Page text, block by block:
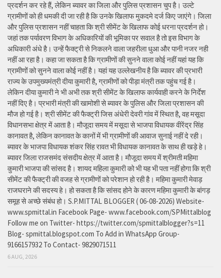
प्रदर्शन कर रहे हैं, लेकिन ब्यावर का जिला और पुलिस प्रशासन चुप है। उल्टे
ग्रामीणों को ही धमकी दी जा रही है कि उनके खिलाफ मुकदमे दर्ज किए जाएंगे। जिला
और पुलिस प्रशासन नहीं चाहता कि श्री सीमेंट के खिलाफ कोई धरना प्रदर्शन हो।
जहां तक पर्यावरण विभाग के अधिकारियों की भूमिका पर सवाल है तो इस विभाग के
अधिकारी अंधे है। उन्हें फैक्ट्री से निकलने वाला जहरीला धुआ और पानी नजर नही
नहीं आ रहा है। कहा जा सकता है कि ग्रामीणों की सुनने वाला कोई नहीं यहां यह कि
ग्रामीणों को सुनने वाला कोई नहीं है। यहां यह उल्लेखनीय है कि ब्यावर की प्रभारी
राज्य के उपमुख्यमंत्री दीया कुमारी है, ग्रामीणों को पीड़ा मंत्री तक पहुंच गई है।
लेकिन दीया कुमारी ने भी अभी तक श्री सीमेंट के खिलाफ कार्यवाही करने के निर्देश
नहीं दिए है। प्रभारी मंत्री की खामोशी से ब्यावर के पुलिस और जिला प्रशासन की
मौज हो गई है। श्री सीमेंट की फैक्ट्री जिस अंधेरी देवरी गांव में स्थित है, वह मसूदा
विधानसभा क्षेत्र में आता है। मौजूदा समय में मसूदा से भाजपा विधायक वीरेंद्र सिंह
कानावत है, लेकिन कानावत के कानों में भी ग्रामीणों की आवाज सुनाई नहीं दे रही।
ब्यावर के भाजपा विधायक शंकर सिंह रावत भी विधायक कानावत के साथ ही खड़े हे।
ब्यावर जिला राजसमंद संसदीय क्षेत्र में आता है। मौजूदा समय में श्रीमती महिमा
कुमारी भाजपा की सांसद है। शायद महिला कुमारी को भी यह भी पता नहीं होगा कि श्री
सीमेंट की फैक्ट्री की वजह से ग्रामीणों को परेशान हो रही है। महिमा कुमारी मेवाड़
राजघराने की सदस्य हे। हो सकता है कि सांसद होने के कारण महिमा कुमारी के बांगड़
समूह से अच्छे संबंध हो। S.P.MITTAL BLOGGER ( 06-08-2026) Website-
www.spmittal.in Facebook Page- www.facebook.com/SPMittalblog
Follow me on Twitter- https://twitter.com/spmittalblogger?s=11
Blog- spmittal.blogspot.com To Add in WhatsApp Group-
9166157932 To Contact- 9829071511
6 AUG, 2026